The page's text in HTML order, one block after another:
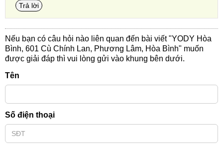
Trả lời
Nếu bạn có câu hỏi nào liên quan đến bài viết "YODY Hòa
Bình, 601 Cù Chính Lan, Phương Lâm, Hòa Bình" muốn
được giải đáp thì vui lòng gửi vào khung bên dưới.
Tên
Số điện thoại